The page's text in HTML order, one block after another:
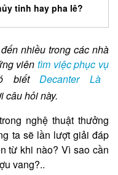
tinh hay pha lê?
nhiều trong các nhà
viêntìm việc phục vụ
biếtDecanter Là
câu hỏi này.
nghệ thuật thưởng
ta sẽ lần lượt giải đáp
từ khi nào? Vì sao cần
vang?..